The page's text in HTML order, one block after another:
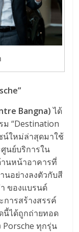
Bangna)ได้
“Destination
น์ใหม่ล่าสุดมาใช้
นย์บริการใน
านหน้าอาคารที่
นอย่างลงตัวกับสี
ของแบรนด์
ารสร้างสรรค์
นี้ได้ถูกถ่ายทอด
Porsche ทุกรุ่น